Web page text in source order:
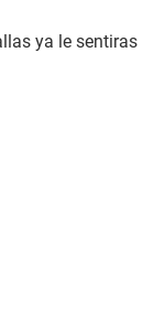
ya le sentiras